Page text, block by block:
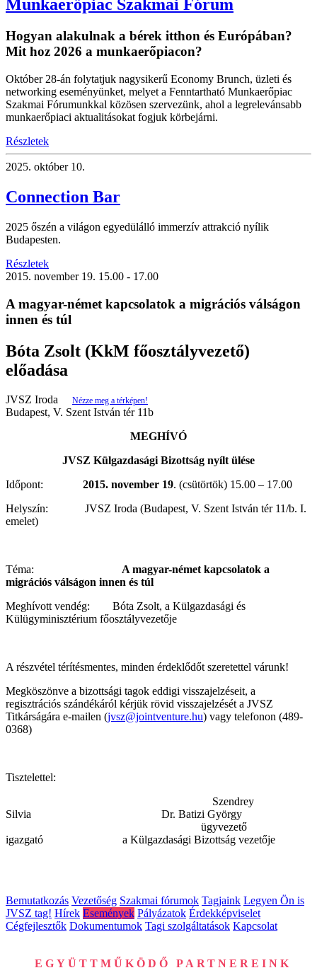
Munkaerőpiac Szakmai Fórum
Hogyan alakulnak a bérek itthon és Európában?
Mit hoz 2026 a munkaerőpiacon?
Október 28-án folytatjuk nagysikerű Economy Brunch, üzleti és
networking eseményünket, melyet a Fenntartható Munkaerőpiac
Szakmai Fórumunkkal közösen szervezünk, ahol a legrelevánsabb
munkaerőpiaci aktualitásokat fogjuk körbejárni.
Részletek
2025. október 10.
Connection Bar
2025 őszén a világon egyedülálló immerzív attrakció nyílik
Budapesten.
Részletek
2015. november 19. 15.00 - 17.00
A magyar-német kapcsolatok a migrációs válságon
innen és túl
Bóta Zsolt (KkM főosztályvezető)
előadása
JVSZ Iroda Nézze meg a térképen!
Budapest, V. Szent István tér 11b
MEGHÍVÓ
JVSZ Külgazdasági Bizottság nyílt ülése
Időpont: 2015. november 19. (csütörtök) 15.00 – 17.00
Helyszín: JVSZ Iroda (Budapest, V. Szent István tér 11/b. I.
emelet)
Téma: A magyar-német kapcsolatok a
migrációs válságon innen és túl
Meghívott vendég: Bóta Zsolt, a Külgazdasági és
Külügyminisztérium főosztályvezetője
A részvétel térítésmentes, minden érdeklődőt szeretettel várunk!
Megköszönve a bizottsági tagok eddigi visszajelzéseit, a
regisztrációs szándékáról kérjük rövid visszajelzését a JVSZ
Titkárságára e-mailen (jvsz@jointventure.hu) vagy telefonon (489-
0368)
Tisztelettel:
Szendrey
Silvia Dr. Batizi György
ügyvezető
igazgató a Külgazdasági Bizottság vezetője
Bemutatkozás Vezetőség Szakmai fórumok Tagjaink Legyen Ön is
JVSZ tag! Hírek Események Pályázatok Érdekképviselet
Cégfejlesztők Dokumentumok Tagi szolgáltatások Kapcsolat
EGYÜTTMŰKÖDŐ PARTNEREINK